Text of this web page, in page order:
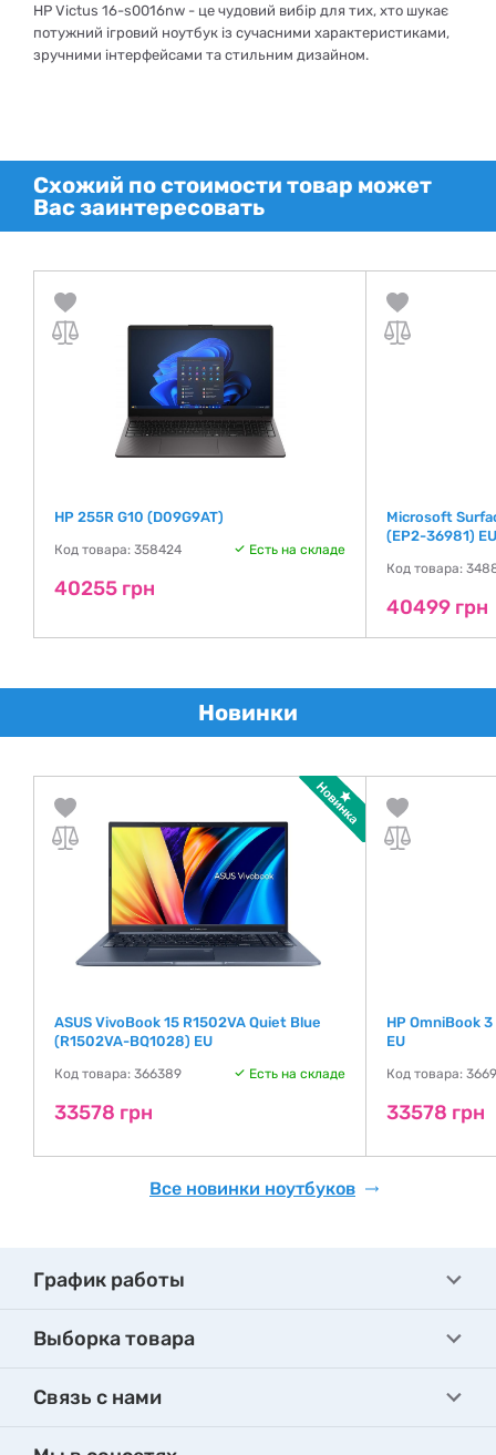
HP Victus 16-s0016nw - це чудовий вибір для тих, хто шукає
потужний ігровий ноутбук із сучасними характеристиками,
зручними інтерфейсами та стильним дизайном.
Схожий по стоимости товар может
Вас заинтересовать
HP 255R G10 (D09G9AT)
Код товара: 358424 Есть на складе
40255 грн
Microsoft
(EP2-36981) EU
Код товара:
40499 грн
Новинки
ASUS VivoBook 15 R1502VA Quiet Blue
(R1502VA-BQ1028) EU
Код товара: 366389 Есть на складе
33578 грн
HP OmniBook
EU
Код товара:
33578 грн
Все новинки ноутбуков
График работы
Выборка товара
Связь с нами